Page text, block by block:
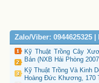
Zalo/Viber: 0944625325
Kỹ Thuật Trồng Cây
Bản (NXB Hải Phòng
Kỹ Thuật Trồng Và Kinh
Hoàng Đức Khương, 170